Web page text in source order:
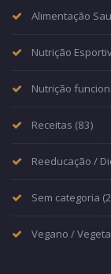
Alimentação
Nutrição
Nutrição
Receitas (83)
Reeducação /
Sem categoria
Vegano /